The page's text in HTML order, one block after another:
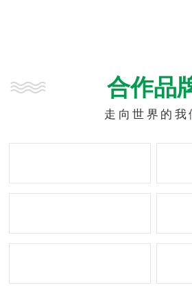
宗旨，以质量求生存，以规模求效
益，以技术求进步，以竞争求发展
的经营理念，始终以上乘的产品质
服务，成为您值得依赖的供货企业
合作品
走向世界的我